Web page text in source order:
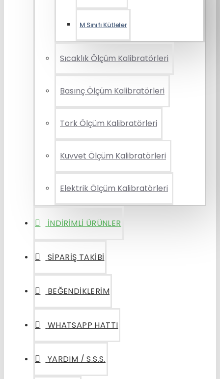
M Sınıfı Kütleler
Sıcaklık Ölçüm Kalibratörleri
Basınç Ölçüm Kalibratörleri
Tork Ölçüm Kalibratörleri
Kuvvet Ölçüm Kalibratörleri
Elektrik Ölçüm Kalibratörleri
İNDIRIMLI ÜRÜNLER
SIPARIŞ TAKIBI
BEĞENDIKLERIM
WHATSAPP HATTI
YARDIM / S.S.S.